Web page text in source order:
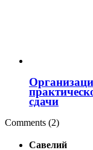
сдачи
Comments (2)
Савелий